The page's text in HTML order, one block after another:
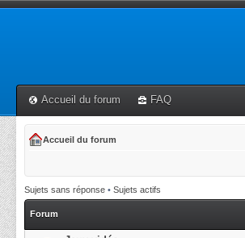
Accueil du forum FAQ
Accueil du forum
Sujets sans réponse • Sujets actifs
Forum